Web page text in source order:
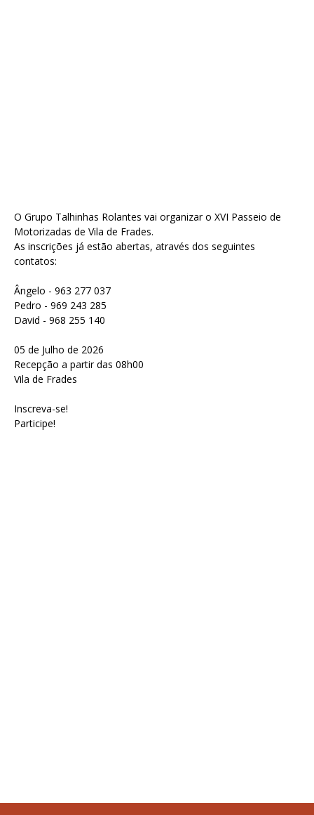
O Grupo Talhinhas Rolantes vai organizar o XVI Passeio de
Motorizadas de Vila de Frades.
As inscrições já estão abertas, através dos seguintes
contatos:
Ângelo - 963 277 037
Pedro - 969 243 285
David - 968 255 140
05 de Julho de 2026
Recepção a partir das 08h00
Vila de Frades
Inscreva-se!
Participe!